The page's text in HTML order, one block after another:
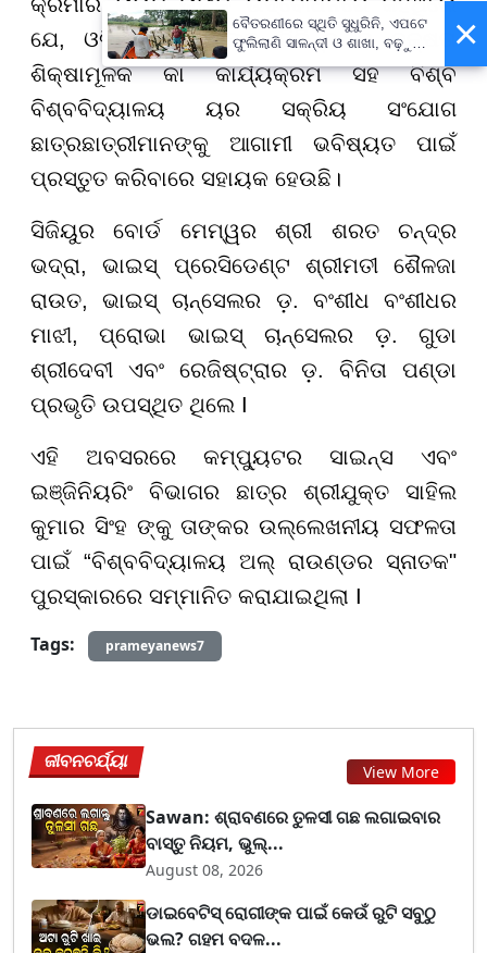
ଯେ, ଓଡ଼ିଶା ସରକାରଙ୍କ ବିଭିନ୍ନ ଦ ଦକ୍ଷତା
ଶିକ୍ଷାମୂଳକ କା କାର୍ଯ୍ୟକ୍ରମ ସହ ବିଶ୍ବ
ବିଶ୍ବବିଦ୍ୟାଳୟ ୟର ସକ୍ରିୟ ସଂଯୋଗ
ଛାତ୍ରଛାତ୍ରୀମାନଙ୍କୁ ଆଗାମୀ ଭବିଷ୍ୟତ ପାଇଁ
ପ୍ରସ୍ତୁତ କରିବାରେ ସହାୟକ ହେଉଛି।
ସିଜିୟୁର ବୋର୍ଡ ମେମ୍ୱର ଶ୍ରୀ ଶରତ ଚନ୍ଦ୍ର
ଭଦ୍ରା, ଭାଇସ୍ ପ୍ରେସିଡେଣ୍ଟ ଶ୍ରୀମତୀ ଶୈଳଜା
ରାଉତ, ଭାଇସ୍ ଚାନ୍ସେଲର ଡ଼. ବଂଶୀଧ ବଂଶୀଧର
ମାଝୀ, ପ୍ରୋଭା ଭାଇସ୍ ଚାନ୍ସେଲର ଡ଼. ଗୁଡା
ଶ୍ରୀଦେବୀ ଏବଂ ରେଜିଷ୍ଟ୍ରାର ଡ଼. ବିନିତା ପଣ୍ଡା
ପ୍ରଭୃତି ଉପସ୍ଥିତ ଥିଲେ I
ଏହି ଅବସରରେ କମ୍ପ୍ୟୁଟର ସାଇନ୍ସ ଏବଂ
ଇଞ୍ଜିନିୟରିଂ ବିଭାଗର ଛାତ୍ର ଶ୍ରୀଯୁକ୍ତ ସାହିଲ
କୁମାର ସିଂହ ଙ୍କୁ ତାଙ୍କର ଉଲ୍ଲେଖନୀୟ ସଫଳତା
ପାଇଁ “ବିଶ୍ବବିଦ୍ୟାଳୟ ଅଲ୍ ରାଉଣ୍ଡର ସ୍ନାତକ"
ପୁରସ୍କାରରେ ସମ୍ମାନିତ କରାଯାଇଥିଲା I
Tags:
prameyanews7
ଜୀବନଚର୍ଯ୍ୟା View More
Sawan: ଶ୍ରାବଣରେ ତୁଳସୀ ଗଛ ଲଗାଇବାର
ବାସ୍ତୁ ନିୟମ, ଭୁଲ୍...
August 08, 2026
ଡାଇବେଟିସ୍ ରୋଗୀଙ୍କ ପାଇଁ କେଉଁ ରୁଟି ସବୁଠୁ
ଭଲ? ଗହମ ବଦଳ...
×
ବୈତରଣୀରେ ସ୍ଥିତି ସୁଧୁରିନି, ଏପଟେ
ଫୁଲିଲାଣି ସାଳନ୍ଦୀ ଓ ଶାଖା, ବଢ଼ୁଛି
ବନ୍ୟା ଭୟ